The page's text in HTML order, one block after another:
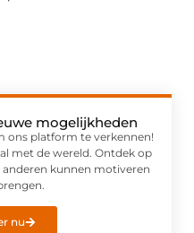
mogelijkheden
ons platform te verkennen!
met de wereld. Ontdek op
kunnen motiveren
nu